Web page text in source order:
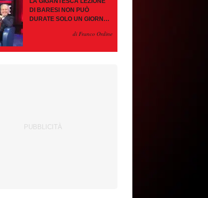
LA GIGANTESCA LEZIONE
DI BARESI NON PUÒ
DURATE SOLO UN GIORNO.
CONTROMOSSEdi Franco Ordine